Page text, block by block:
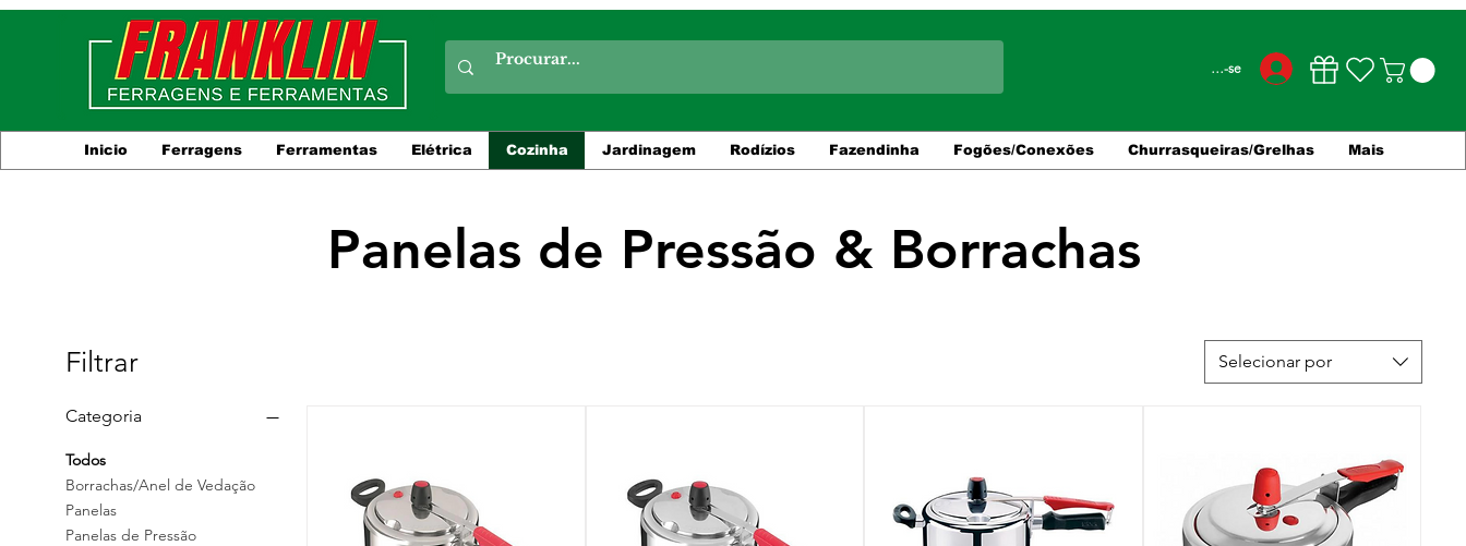
Conecte-se
Inicio Ferragens Ferramentas Elétrica Cozinha Jardinagem Rodízios Fazendinha Fogões/Conexões Churrasqueiras/Grelhas Mais
Panelas de Pressão & Borrachas
Filtrar
Categoria
Todos
Borrachas/Anel de Vedação
Panelas
Panelas de Pressão
Selecionar por